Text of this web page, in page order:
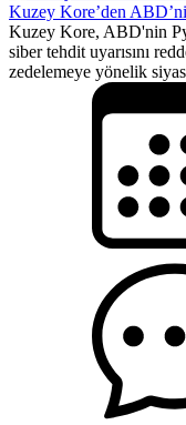
Kuzey Kore’den
Kuzey Kore, ABD'nin
siber tehdit uyarısını
zedelemeye yönelik